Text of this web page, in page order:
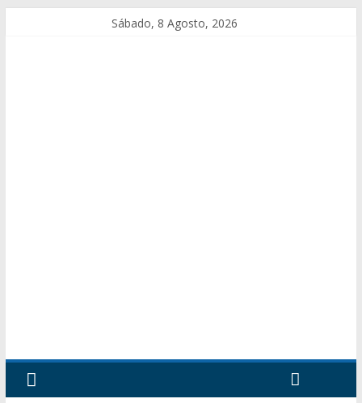
Sábado, 8 Agosto, 2026